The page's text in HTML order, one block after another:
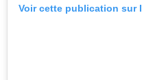
Voir cette publication sur